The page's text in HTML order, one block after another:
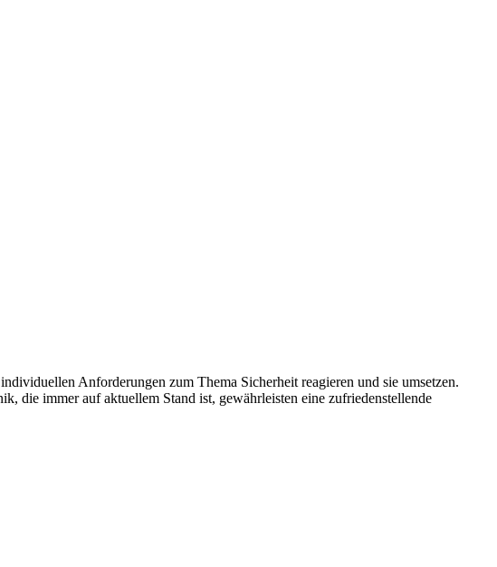
Anforderungen zum Thema Sicherheit reagieren und sie umsetzen.
die immer auf aktuellem Stand ist, gewährleisten eine zufriedenstellende